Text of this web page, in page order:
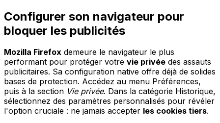
Configurer son navigateur pour
bloquer les publicités
Mozilla Firefox demeure le navigateur le plus
performant pour protéger votre vie privée des assauts
publicitaires. Sa configuration native offre déjà de solides
bases de protection. Accédez au menu Préférences,
puis à la section Vie privée. Dans la catégorie Historique,
sélectionnez des paramètres personnalisés pour révéler
l'option cruciale : ne jamais accepter les cookies tiers.